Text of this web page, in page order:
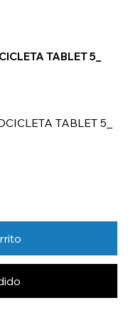
TABLET 5_
TABLET 5_